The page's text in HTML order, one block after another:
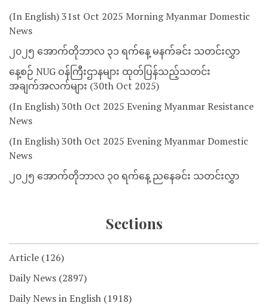
(In English) 31st Oct 2025 Morning Myanmar Domestic
News
၂၀၂၅ အောက်တိုဘာလ ၃၁ ရက်နေ့ မနက်ခင်း သတင်းလွှာ
နေ့စဉ် NUG ဝန်ကြီးဌာနများ ထုတ်ပြန်သည့်သတင်း
အချက်အလက်များ (30th Oct 2025)
(In English) 30th Oct 2025 Evening Myanmar Resistance
News
(In English) 30th Oct 2025 Evening Myanmar Domestic
News
၂၀၂၅ အောက်တိုဘာလ ၃၀ ရက်နေ့ ညနေခင်း သတင်းလွှာ
Sections
Article (126)
Daily News (2897)
Daily News in English (1918)